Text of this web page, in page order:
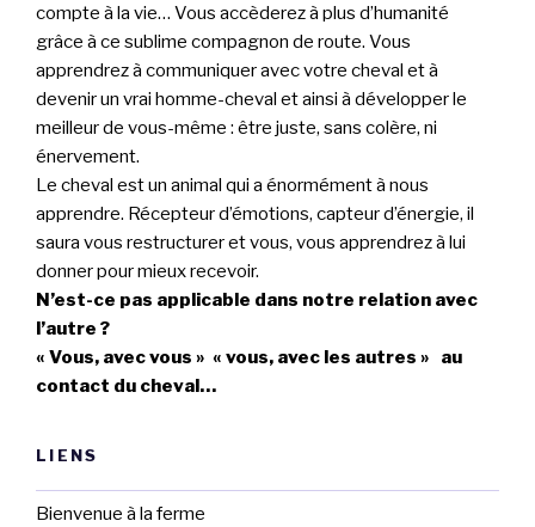
compte à la vie… Vous accèderez à plus d’humanité
grâce à ce sublime compagnon de route. Vous
apprendrez à communiquer avec votre cheval et à
devenir un vrai homme-cheval et ainsi à développer le
meilleur de vous-même : être juste, sans colère, ni
énervement.
Le cheval est un animal qui a énormément à nous
apprendre. Récepteur d’émotions, capteur d’énergie, il
saura vous restructurer et vous, vous apprendrez à lui
donner pour mieux recevoir.
N’est-ce pas applicable dans notre relation avec
l’autre ?
« Vous, avec vous » « vous, avec les autres » au
contact du cheval…
LIENS
Bienvenue à la ferme